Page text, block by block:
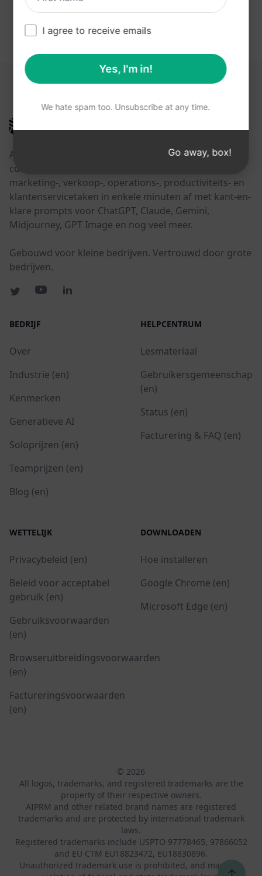
DEZE LINKS KUNNEN NUTTIG ZIJN
AIPRM
AIPRM is een tool voor promptbeheer en een
community-gedreven promptbibliotheek. Rond
marketing-, verkoop-, operations-, productiviteits- en
klantenservicetaken in enkele minuten af met kant-en-
klare prompts voor ChatGPT, Claude, Gemini,
Midjourney, GPT Image en nog veel meer.
Gebouwd voor kleine bedrijven. Vertrouwd door grote
bedrijven.
BEDRIJF
Over
Industrie (en)
Kenmerken
Generatieve AI
Soloprijzen (en)
Teamprijzen (en)
Blog (en)
HELPCENTRUM
Lesmateriaal
Gebruikersgemeenschap
(en)
Status (en)
Facturering & FAQ (en)
WETTELIJK
Privacybeleid (en)
Beleid voor acceptabel
gebruik (en)
Gebruiksvoorwaarden
(en)
Browseruitbreidingsvoorwaarden
(en)
Factureringsvoorwaarden
(en)
DOWNLOADEN
Hoe installeren
Google Chrome (en)
Microsoft Edge (en)
© 2026
All logos, trademarks, and registered trademarks are the
property of their respective owners.
AIPRM and other related brand names are registered
trademarks and are protected by international trademark
laws.
Registered trademarks include USPTO 97778465, 97866052
and EU CTM EU18823472, EU18830896.
Unauthorized trademark use is prohibited, and may be a
I agree to receive emails
Yes, I'm in!
We hate spam too. Unsubscribe at any time.
Go away, box!